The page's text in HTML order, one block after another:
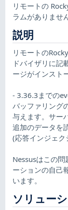
リモートの
ラムがありません
説明
リモートの
ドバイザリに記
ージがインスト
- 3.36.3までの
バッファリング
与えます。サー
追加のデータを
(応答インジェ
Nessusはこの
ーションの自己
います。
ソリュー